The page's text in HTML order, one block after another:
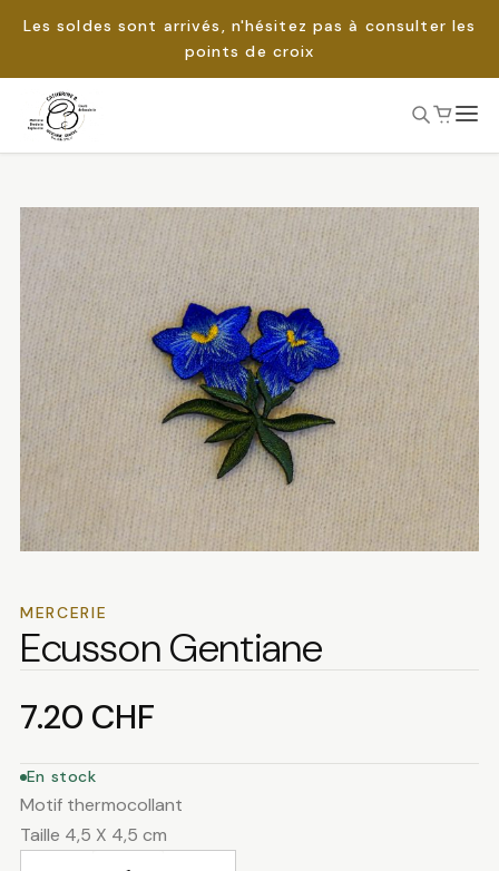
Les soldes sont arrivés, n'hésitez pas à consulter les
points de croix
Passer
MERCERIE
Ecusson Gentiane
7.20 CHF
En stock
Motif thermocollant
Taille 4,5 X 4,5 cm